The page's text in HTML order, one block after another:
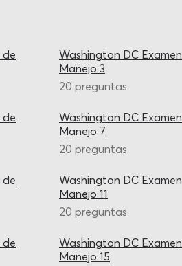
de
Washington DC
Manejo 3
20 preguntas
de
Washington DC
Manejo 7
20 preguntas
de
Washington DC
Manejo 11
20 preguntas
de
Washington DC
Manejo 15